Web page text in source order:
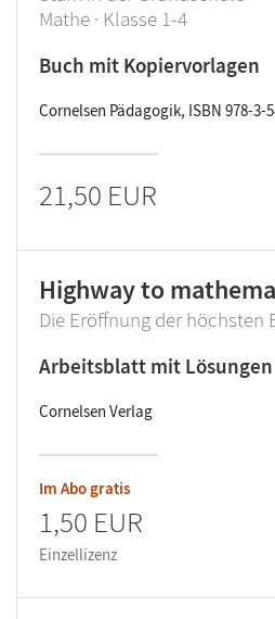
Mathe · Klasse 1-4
Buch mit Kopiervorlagen
Cornelsen Pädagogik, ISBN 978-3-
21,50 EUR
Highway to
Die Eröffnung der höchsten
Arbeitsblatt mit Lösungen
Cornelsen Verlag
Im Abo gratis
1,50 EUR
Einzellizenz